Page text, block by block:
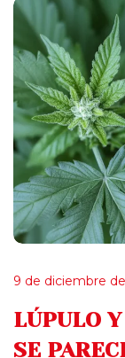
9 de diciembre
LÚPULO
SE